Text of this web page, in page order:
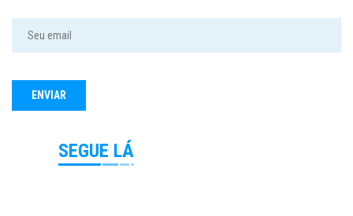
SEGUE LÁ